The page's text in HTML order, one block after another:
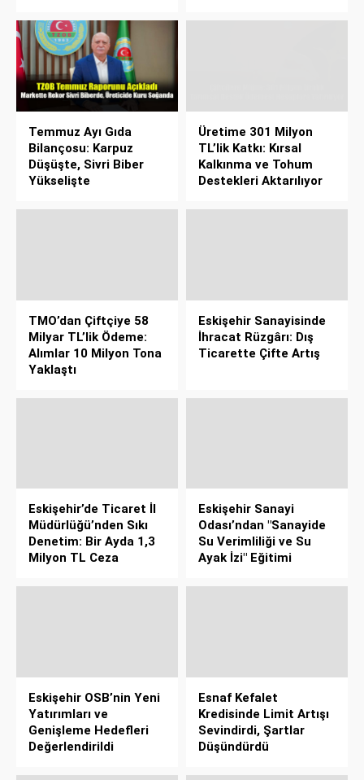
Temmuz Ayı Gıda
Bilançosu: Karpuz
Düşüşte, Sivri Biber
Yükselişte
Üretime 301 Milyon
TL’lik Katkı: Kırsal
Kalkınma ve Tohum
Destekleri Aktarılıyor
TMO’dan Çiftçiye 58
Milyar TL’lik Ödeme:
Alımlar 10 Milyon Tona
Yaklaştı
Eskişehir Sanayisinde
İhracat Rüzgârı: Dış
Ticarette Çifte Artış
Eskişehir’de Ticaret İl
Müdürlüğü’nden Sıkı
Denetim: Bir Ayda 1,3
Milyon TL Ceza
Eskişehir Sanayi
Odası’ndan "Sanayide
Su Verimliliği ve Su
Ayak İzi" Eğitimi
Eskişehir OSB’nin Yeni
Yatırımları ve
Genişleme Hedefleri
Değerlendirildi
Esnaf Kefalet
Kredisinde Limit Artışı
Sevindirdi, Şartlar
Düşündürdü